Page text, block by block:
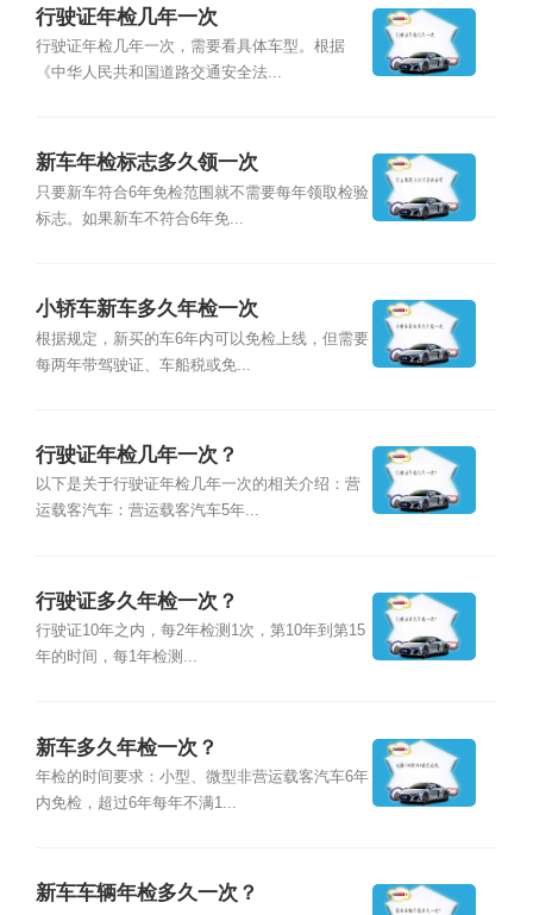
行驶证年检几年一次
行驶证年检几年一次，需要看具体车型。根据
《中华人民共和国道路交通安全法...
新车年检标志多久领一次
只要新车符合6年免检范围就不需要每年领取检验
标志。如果新车不符合6年免...
小轿车新车多久年检一次
根据规定，新买的车6年内可以免检上线，但需要
每两年带驾驶证、车船税或免...
行驶证年检几年一次？
以下是关于行驶证年检几年一次的相关介绍：营
运载客汽车：营运载客汽车5年...
行驶证多久年检一次？
行驶证10年之内，每2年检测1次，第10年到第15
年的时间，每1年检测...
新车多久年检一次？
年检的时间要求：小型、微型非营运载客汽车6年
内免检，超过6年每年不满1...
新车车辆年检多久一次？